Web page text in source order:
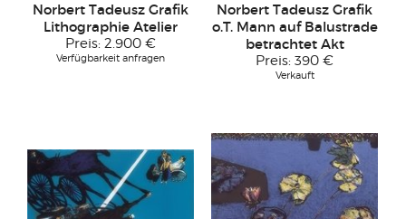
Norbert Tadeusz Grafik
Lithographie Atelier
Preis: 2.900 €
Verfügbarkeit anfragen
Norbert Tadeusz Grafik
o.T. Mann auf Balustrade
betrachtet Akt
Preis: 390 €
Verkauft